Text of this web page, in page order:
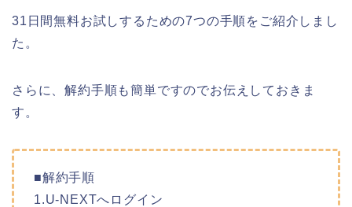
31日間無料お試しするための7つの手順をご紹介しまし
た。
さらに、解約手順も簡単ですのでお伝えしておきま
す。
■解約手順
1.U-NEXTへログイン